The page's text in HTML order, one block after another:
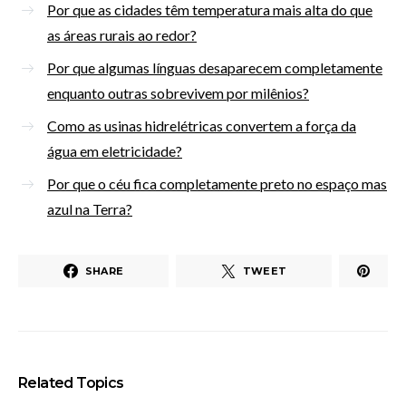
Por que as cidades têm temperatura mais alta do que
as áreas rurais ao redor?
Por que algumas línguas desaparecem completamente
enquanto outras sobrevivem por milênios?
Como as usinas hidrelétricas convertem a força da
água em eletricidade?
Por que o céu fica completamente preto no espaço mas
azul na Terra?
SHARE TWEET
Related Topics